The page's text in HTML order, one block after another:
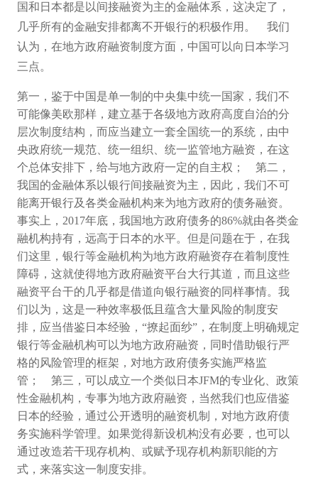
国和日本都是以间接融资为主的金融体系，这决定了，
几乎所有的金融安排都离不开银行的积极作用。
我们
认为，在地方政府融资制度方面，中国可以向日本学习
三点。
第一，鉴于中国是单一制的中央集中统一国家，我们不
可能像美欧那样，建立基于各级地方政府高度自治的分
层次制度结构，而应当建立一套全国统一的系统，由中
央政府统一规范、统一组织、统一监管地方融资，在这
个总体安排下，给与地方政府一定的自主权；
第二，
我国的金融体系以银行间接融资为主，因此，我们不可
能离开银行及各类金融机构来为地方政府的债务融资。
事实上， 2017年底，我国地方政府债务的86%就由各类金
融机构持有，远高于日本的水平。但是问题在于，在我
们这里，银行等金融机构为地方政府融资存在着制度性
障碍，这就使得地方政府融资平台大行其道，而且这些
融资平台干的几乎都是借道向银行融资的同样事情。我
们以为，这是一种效率极低且蕴含大量风险的制度安
排，应当借鉴日本经验，“撩起面纱”，在制度上明确规定
银行等金融机构可以为地方政府融资，同时借助银行严
格的风险管理的框架，对地方政府债务实施严格监
管；
第三，可以成立一个类似日本JFM的专业化、政策
性金融机构，专事为地方政府融资，当然我们也应借鉴
日本的经验，通过公开透明的融资机制，对地方政府债
务实施科学管理。如果觉得新设机构没有必要，也可以
通过改造若干现存机构、或赋予现存机构新职能的方
式，来落实这一制度安排。